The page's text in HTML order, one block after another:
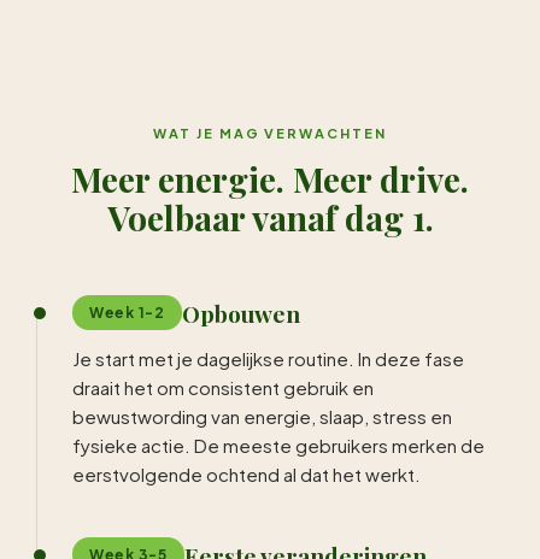
WAT JE MAG VERWACHTEN
Meer energie. Meer drive.
Voelbaar vanaf dag 1.
Week 1-2 Opbouwen
Je start met je dagelijkse routine. In deze fase
draait het om consistent gebruik en
bewustwording van energie, slaap, stress en
fysieke actie. De meeste gebruikers merken de
eerstvolgende ochtend al dat het werkt.
Week 3-5